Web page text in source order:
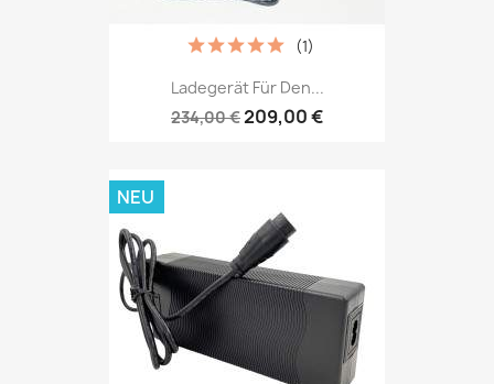
Ladegerät Für Den...
234,00 €209,00 €
(1)
NEU